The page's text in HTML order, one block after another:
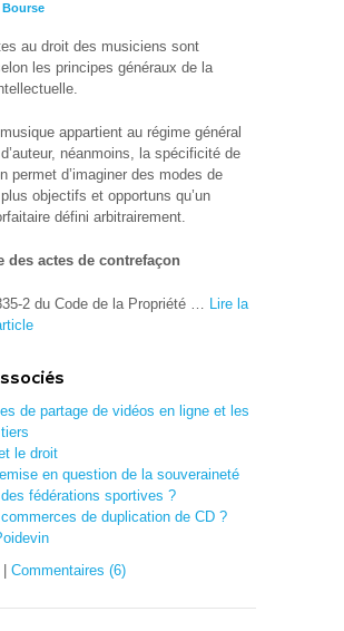
Bourse
au droit des musiciens sont
les principes généraux de la
appartient au régime général
néanmoins, la spécificité de
permet d’imaginer des modes de
objectifs et opportuns qu’un
défini arbitrairement.
des actes de contrefaçon
2 du Code de la Propriété … Lire la
de partage de vidéos en ligne et les
le droit
en question de la souveraineté
fédérations sportives ?
de duplication de CD ?
Commentaires (6)